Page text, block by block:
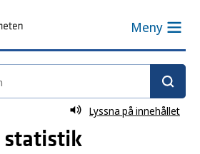
Meny
Lyssna på innehållet
statistik